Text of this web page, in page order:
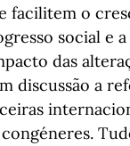
facilitem o
social e a
das
discussão a